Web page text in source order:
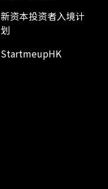
新资本投资者入境计
划
StartmeupHK